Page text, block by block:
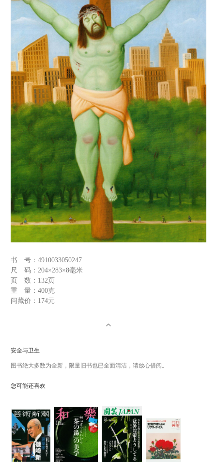
书 号：4910033050247
尺 码：204×283×8毫米
页 数： 132页
重 量：400克
问藏价： 174元
安全与卫生
图书绝大多数为全新，限量旧书也已全面清洁，请放心借阅。
您可能还喜欢